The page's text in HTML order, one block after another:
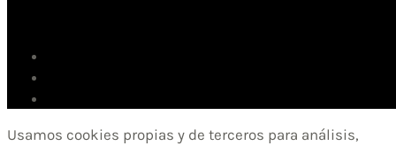
Usamos cookies propias y de terceros para análisis,